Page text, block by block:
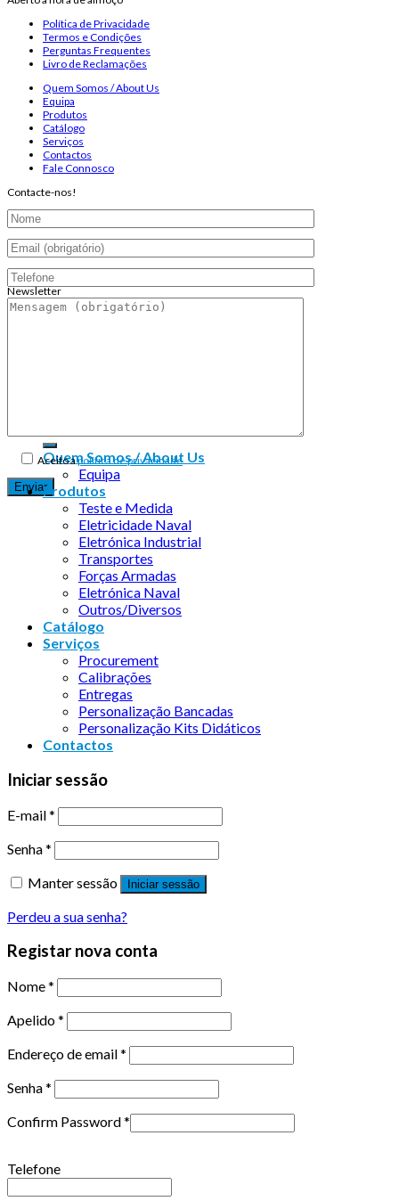
Política de Privacidade
Termos e Condições
Perguntas Frequentes
Livro de Reclamações
Quem Somos / About Us
Equipa
Produtos
Catálogo
Serviços
Contactos
Fale Connosco
Contacte-nos!
Aceito apolítica de privacidade
Newsletter
Endereço de email:
Quem Somos / About Us
Equipa
Produtos
Teste e Medida
Eletricidade Naval
Eletrónica Industrial
Transportes
Forças Armadas
Eletrónica Naval
Outros/Diversos
Catálogo
Serviços
Procurement
Calibrações
Entregas
Personalização Bancadas
Personalização Kits Didáticos
Contactos
Iniciar sessão
E-mail*
Senha*
Manter sessão
Iniciar sessão
Perdeu a sua senha?
Registar nova conta
Nome*
Apelido*
Endereço de email*
Senha*
Confirm Password*
Telefone